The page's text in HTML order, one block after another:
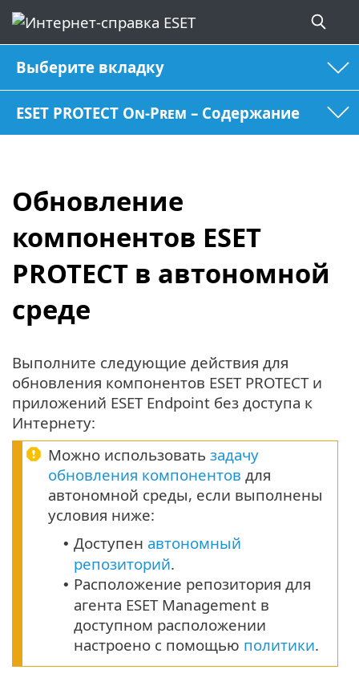
Выберите вкладку
ESET PROTECT On-Prem – Содержание
Обновление
компонентов ESET
PROTECT в автономной
среде
Выполните следующие действия для
обновления компонентов ESET PROTECT и
приложений ESET Endpoint без доступа к
Интернету:
Можно использовать задачу
обновления компонентов для
автономной среды, если выполнены
условия ниже:
• Доступен автономный
репозиторий.
• Расположение репозитория для
агента ESET Management в
доступном расположении
настроено с помощью политики.